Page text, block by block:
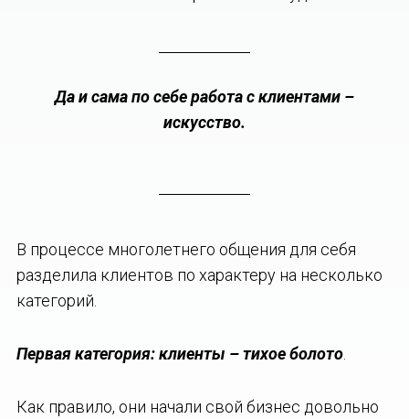
Да и сама по себе работа с клиентами –
искусство.
В процессе многолетнего общения для себя
разделила клиентов по характеру на несколько
категорий.
Первая категория: клиенты – тихое болото.
Как правило, они начали свой бизнес довольно